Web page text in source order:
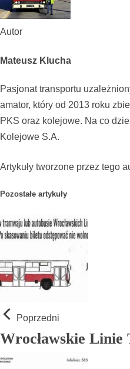
Autor
Mateusz Klucha
Pasjonat transportu
amator, który od 2013 roku
PKS oraz kolejowe. Na co
Kolejowe S.A.
Artykuły tworzone przez tego
Pozostałe artykuły
Poprzedni
Wrocławskie Linie